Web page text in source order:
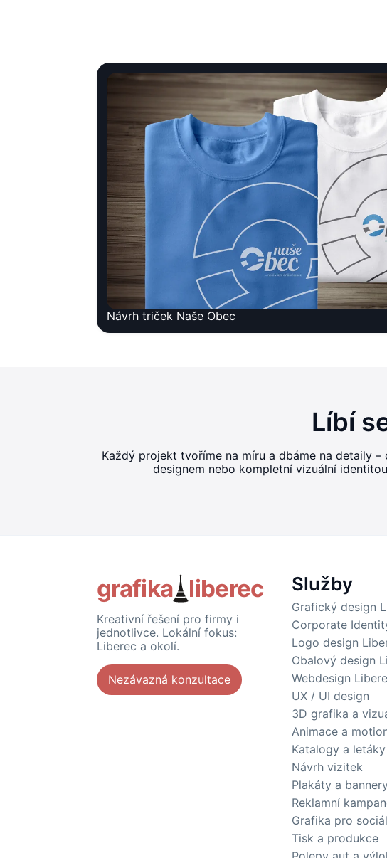
Návrh triček Naše Obec
Líbí
Každý projekt tvoříme na míru a dbáme na detaily
designem nebo kompletní vizuální
grafika liberec
Kreativní řešení pro firmy i
jednotlivce. Lokální fokus:
Liberec a okolí.
Nezávazná konzultace
Služby
Grafický design
Corporate
Logo design
Obalový design
Webdesign
UX / UI design
3D grafika a
Animace a
Katalogy a letáky
Návrh vizitek
Plakáty a
Reklamní
Grafika pro
Tisk a produkce